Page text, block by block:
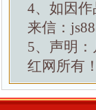
4、如因
来信：
5、声明
红网所有！